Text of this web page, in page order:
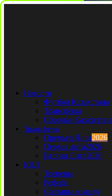
Новости
Футбол Казахстана
Трансферы
Сборная Казахстана
Трансферы
Премьер Лига2026
Первая лига2026
Вторая Лига2026
КПЛ
Тренеры
Рефери
Составы команд